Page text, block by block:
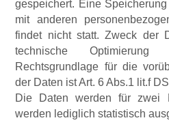
gespeichert. Eine
mit anderen
findet nicht statt. Zweck der
technische Optimierung
Rechtsgrundlage für die
der Daten ist Art. 6 Abs.1 lit.f
Die Daten werden für zwei
werden lediglich statistisch